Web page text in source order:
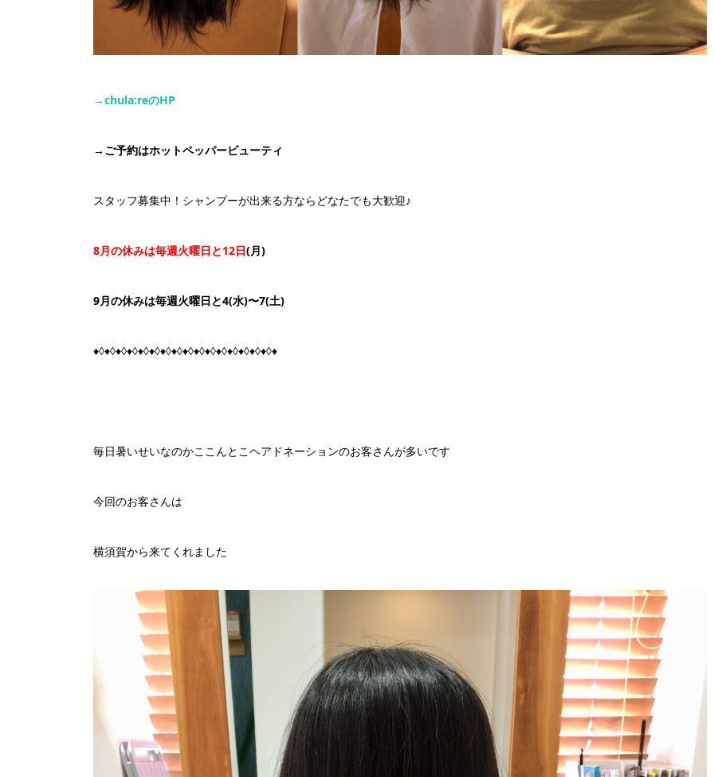
→chula:reのHP
→ ご予約はホットペッパービューティ
スタッフ募集中！シャンプーが出来る方ならどなたでも大歓迎♪
8月の休みは毎週火曜日と12日(月)
9月の休みは毎週火曜日と4(水)〜7(土)
♦◊♦◊♦◊♦◊♦◊♦◊♦◊♦◊♦◊♦◊♦◊♦◊♦◊♦◊♦◊♦◊♦
毎日暑いせいなのかここんとこヘアドネーションのお客さんが多いです
今回のお客さんは
横須賀から来てくれました